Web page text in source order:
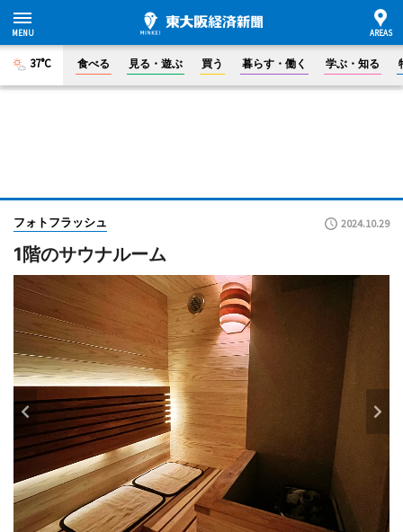
37°C 食べる 見る・遊ぶ 買う 暮らす・働く 学ぶ・知る
フォトフラッシュ 2024.10.29
1階のサウナルーム